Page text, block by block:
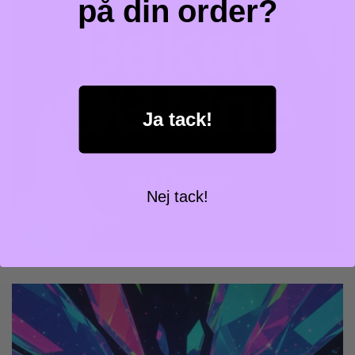
på din order?
Ja tack!
Nej tack!